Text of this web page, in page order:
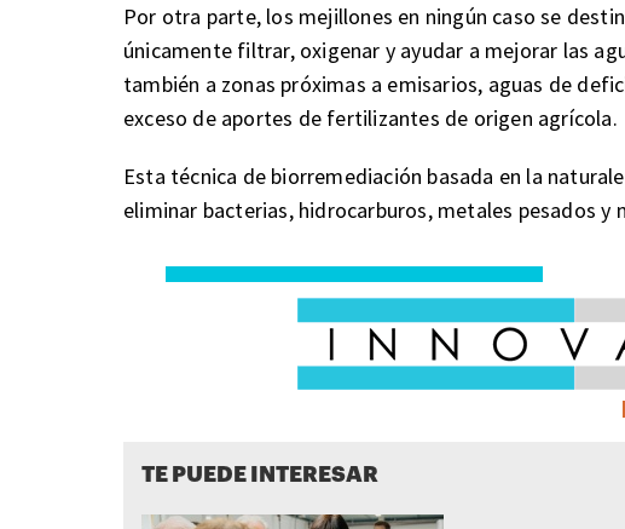
Por otra parte, los mejillones en ningún caso se
únicamente filtrar, oxigenar y ayudar a mejorar las
también a zonas próximas a emisarios, aguas de
exceso de aportes de fertilizantes de origen agrícola.
Esta técnica de biorremediación basada en la
eliminar bacterias, hidrocarburos, metales pesados y
TE PUEDE INTERESAR